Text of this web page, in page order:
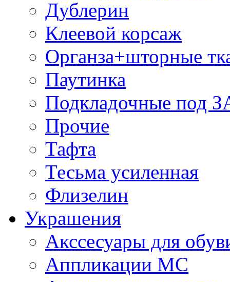
Дублерин
Клеевой корсаж
Органза+шторные
Паутинка
Подкладочные под
Прочие
Тафта
Тесьма усиленная
Флизелин
Украшения
Акссесуары для
Аппликации МС